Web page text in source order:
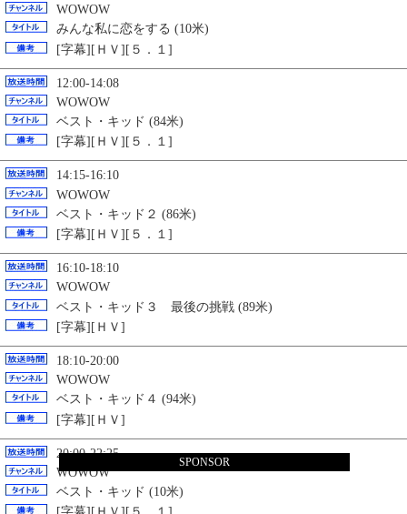
WOWOW
みんな私に恋をする (10米)
[字幕][ＨＶ][５．１]
12:00-14:08
WOWOW
ベスト・キッド (84米)
[字幕][ＨＶ][５．１]
14:15-16:10
WOWOW
ベスト・キッド２ (86米)
[字幕][ＨＶ][５．１]
16:10-18:10
WOWOW
ベスト・キッド３ 最後の挑戦 (89米)
[字幕][ＨＶ]
18:10-20:00
WOWOW
ベスト・キッド４ (94米)
[字幕][ＨＶ]
20:00-22:25
WOWOW
ベスト・キッド (10米)
SPONSOR